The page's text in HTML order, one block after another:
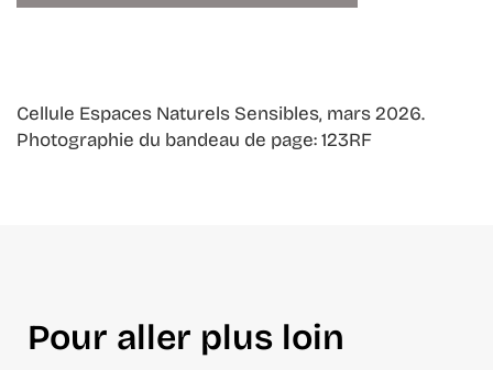
Cellule Espaces Naturels Sensibles, mars 2026.
Photographie du bandeau de page: 123RF
Pour aller plus loin